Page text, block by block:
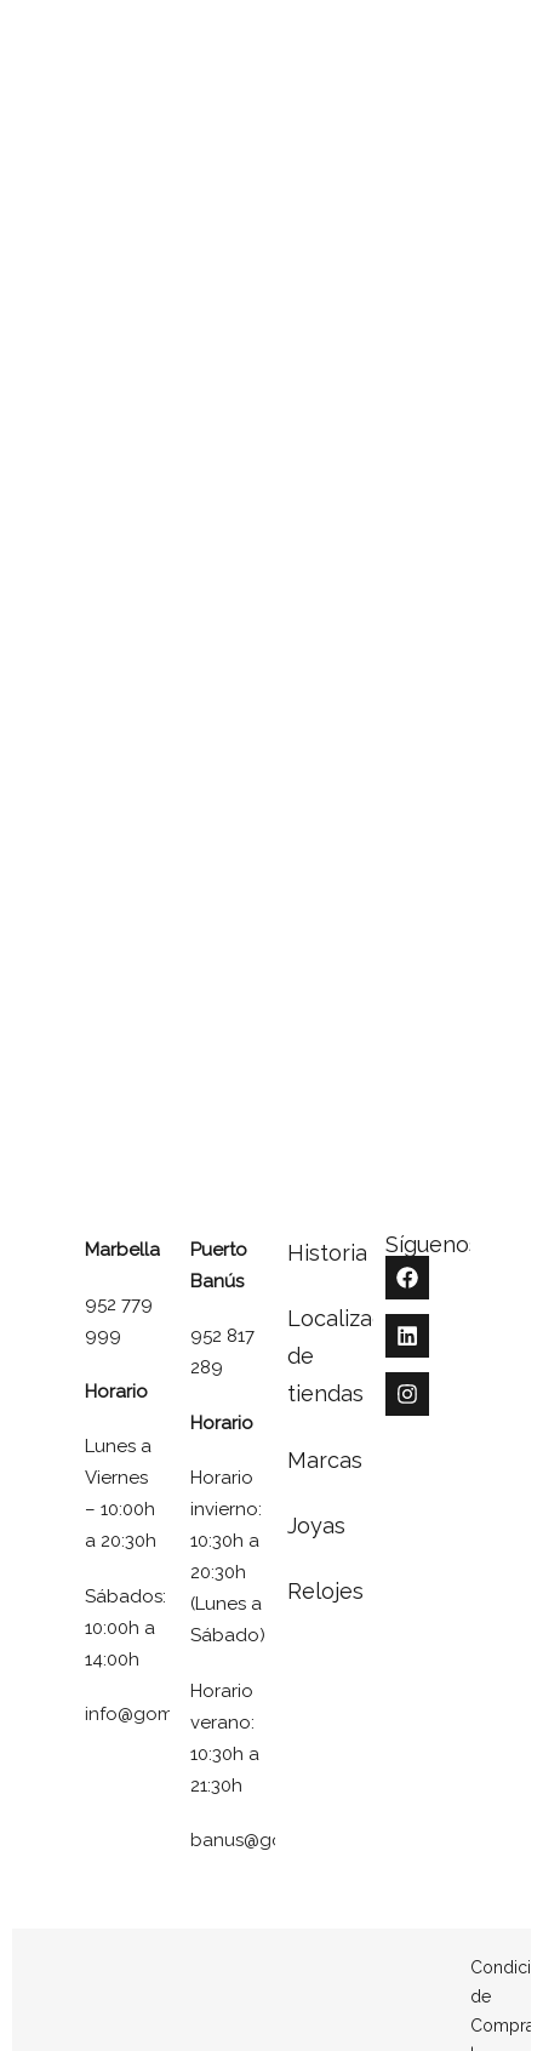
Marbella
952 779
999
Horario
Lunes a
Viernes
– 10:00h
a 20:30h
Sábados:
10:00h a
14:00h
info@gomezymolina.com
Puerto
Banús
952 817
289
Horario
Horario
invierno:
10:30h a
20:30h
(Lunes a
Sábado)
Horario
verano:
10:30h a
21:30h
banus@gomezymolina.com
Historia
Localizador
de
tiendas
Marcas
Joyas
Relojes
Síguenos
de
Compra